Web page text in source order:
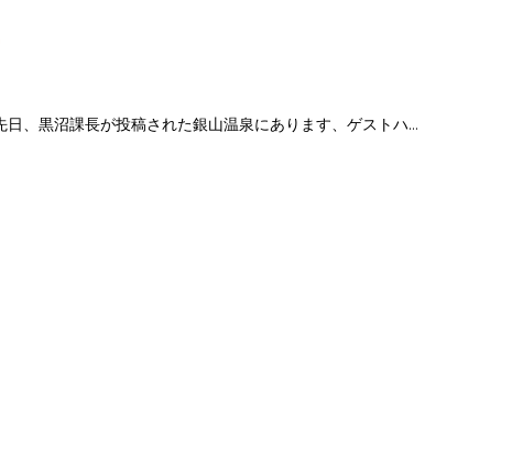
皆さま、こんにちは！設計・工務担当の飯尾です。 先日、黒沼課長が投稿された銀山温泉にあります、ゲストハウスの...